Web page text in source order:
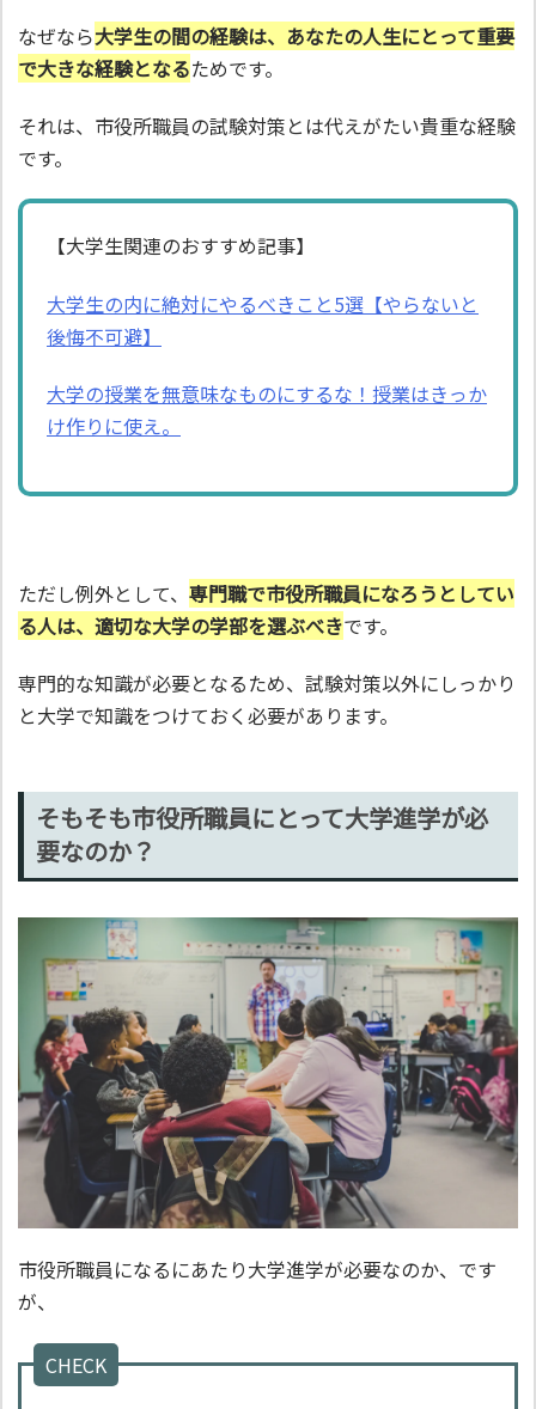
なぜなら大学生の間の経験は、あなたの人生にとって重要
で大きな経験となるためです。
それは、市役所職員の試験対策とは代えがたい貴重な経験
です。
【大学生関連のおすすめ記事】
大学生の内に絶対にやるべきこと5選【やらないと
後悔不可避】
大学の授業を無意味なものにするな！授業はきっか
け作りに使え。
ただし例外として、 専門職で市役所職員になろうとしてい
る人は、適切な大学の学部を選ぶべきです。
専門的な知識が必要となるため、試験対策以外にしっかり
と大学で知識をつけておく必要があります。
そもそも市役所職員にとって大学進学が必
要なのか？
市役所職員になるにあたり大学進学が必要なのか、です
が、
CHECK